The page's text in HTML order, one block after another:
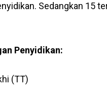
Sedangkan 15
Penyidikan:
(TT)